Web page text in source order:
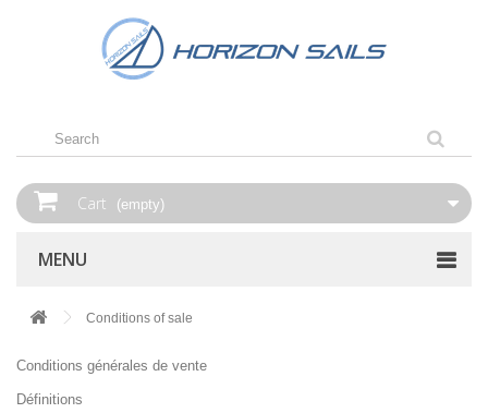
Cart (empty)
MENU
Conditions of sale
Conditions générales de vente
Définitions